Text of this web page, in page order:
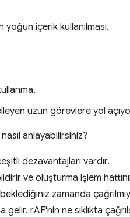
içerik kullanılması.
uzun görevlere yol
anlayabilirsiniz?
dezavantajları vardır.
ve oluşturma işlem
zamanda
rAF'nin ne sıklıkta